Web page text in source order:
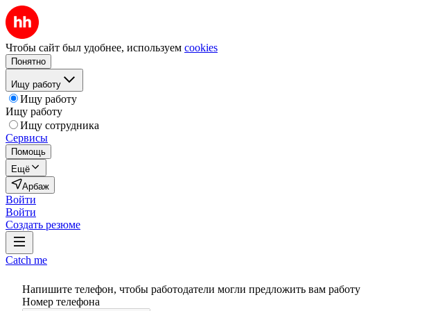
Чтобы сайт был удобнее, используем cookies
Понятно
Ищу работу
Ищу работу
Ищу работу
Ищу сотрудника
Сервисы
Помощь
Ещё
Арбаж
Войти
Войти
Создать резюме
Catch me
Напишите телефон, чтобы работодатели могли предложить вам работу
Номер телефона